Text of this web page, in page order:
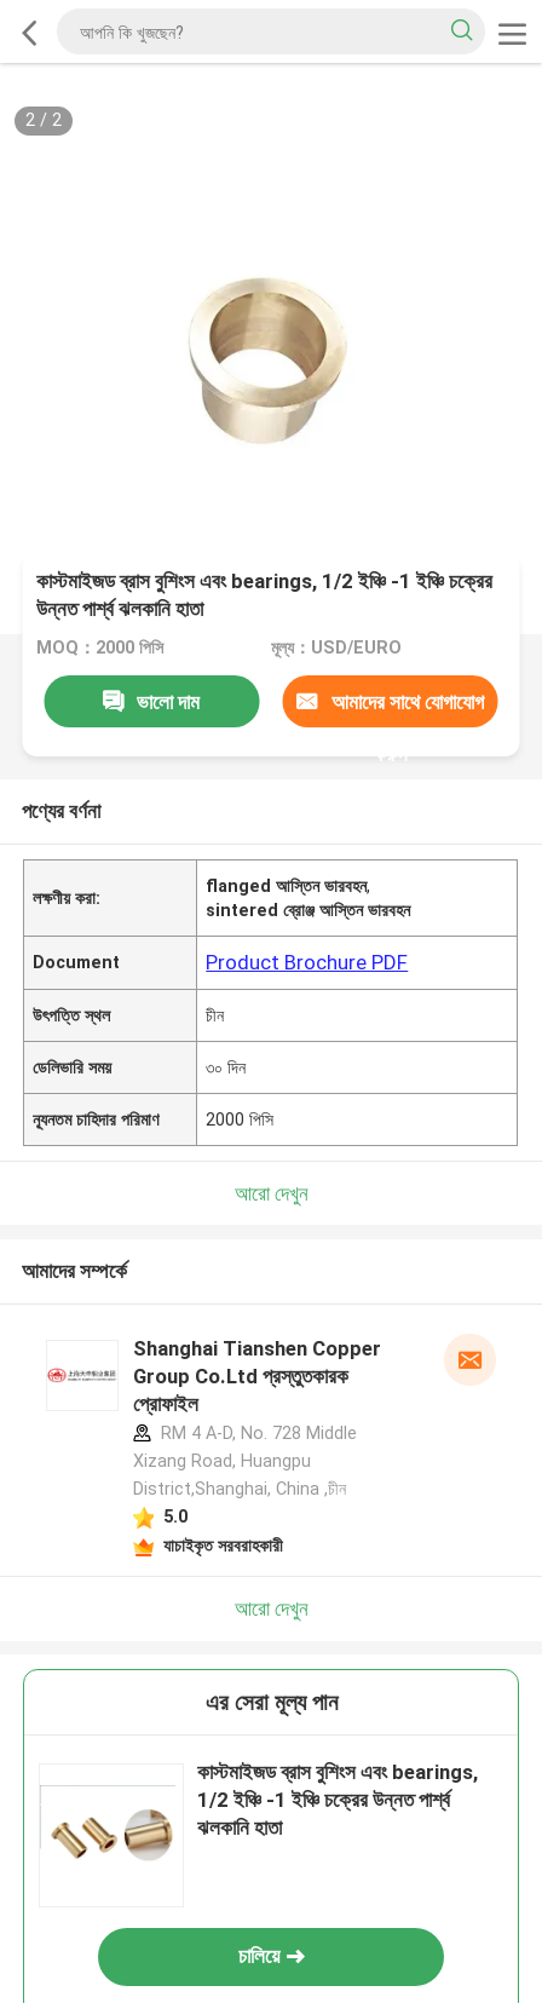
2/ 2
কাস্টমাইজড ব্রাস বুশিংস এবং bearings, 1/2 ইঞ্চি -1 ইঞ্চি চক্রের
উন্নত পার্শ্ব ঝলকানি হাতা
MOQ：2000 পিসি মূল্য：USD/EURO
ভালো দাম আমাদের সাথে যোগাযোগ
করুন
পণ্যের বর্ণনা
লক্ষণীয় করা:
flanged আস্তিন ভারবহন,
sintered ব্রোঞ্জ আস্তিন ভারবহন
Document Product Brochure PDF
উৎপত্তি স্থল চীন
ডেলিভারি সময় ৩০ দিন
ন্যূনতম চাহিদার পরিমাণ 2000 পিসি
আরো দেখুন
আমাদের সম্পর্কে
Shanghai Tianshen Copper
Group Co.Ltd প্রস্তুতকারক
প্রোফাইল
RM 4 A-D, No. 728 Middle
Xizang Road, Huangpu
District,Shanghai, China ,চীন
5.0
যাচাইকৃত সরবরাহকারী
আরো দেখুন
এর সেরা মূল্য পান
কাস্টমাইজড ব্রাস বুশিংস এবং bearings,
1/2 ইঞ্চি -1 ইঞ্চি চক্রের উন্নত পার্শ্ব
ঝলকানি হাতা
চালিয়ে